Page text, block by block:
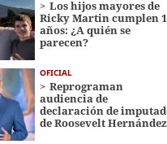
Los hijos mayores de
Ricky Martin cumplen
años: ¿A quién se
parecen?
OFICIAL
Reprograman
audiencia de
declaración de
de Roosevelt Hernández